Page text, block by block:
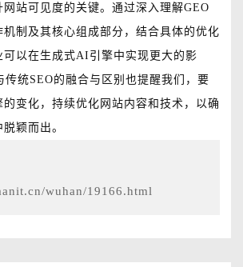
网站可见度的关键。通过深入理解GEO
机制及其核心组成部分，结合具体的优化
可以在生成式AI引擎中实现更大的影
传统SEO的融合与区别也提醒我们，要
变化，持续优化网站内容和技术，以确
颖而出。
wuhan/19166.html